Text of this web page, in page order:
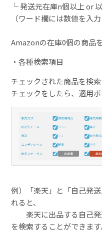
└ 発送元在庫n個以上 or
（ワード欄には数値を入
「発送元在
Amazonの在庫0個の商品
・各種検索項目
チェックされた商品を検
チェックをしたら、適用
例）「楽天」と「自己発
れると、
楽天に出品する自己発
を検索することができます